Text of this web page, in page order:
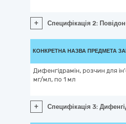
+ Специфікація 2:
КОНКРЕТНА НАЗВА ПРЕДМЕТА
Дифенгідрамін, розчин для
мг/мл, по 1 мл
+ Специфікація 3: